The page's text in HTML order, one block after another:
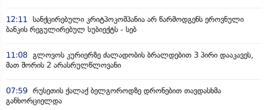
12:11
სანქცირებული კრიტპოკომპანია არ წარმოდგენს ეროვნული
ბანკის რეგულირებულ სუბიექტს - სებ
11:08 გლოვოს კურიერზე ძალადობის ბრალდებით 3 პირი დააკავეს,
მათ შორის 2 არასრულწლოვანი
07:59 რუსეთის ქალაქ ბელგოროდზე დრონებით თავდასხმა
განხორციელდა